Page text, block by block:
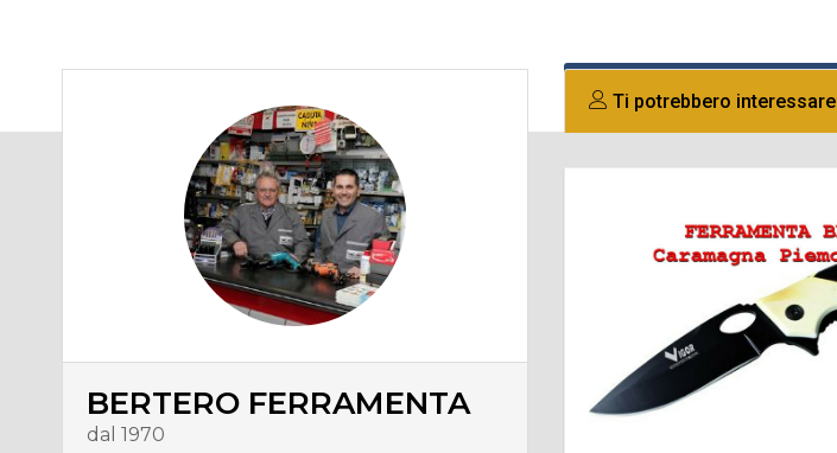
BERTERO FERRAMENTA
dal 1970
Ti potrebbero interessare